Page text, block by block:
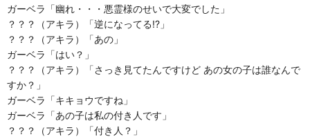
ガーベラ「幽れ・・・悪霊様のせいで大変でした」
？？？（アキラ）「逆になってる!?」
？？？（アキラ）「あの」
ガーベラ「はい？」
？？？（アキラ）「さっき見てたんですけど あの女の子は誰なんで
すか？」
ガーベラ「キキョウですね」
ガーベラ「あの子は私の付き人です」
？？？（アキラ）「付き人？」